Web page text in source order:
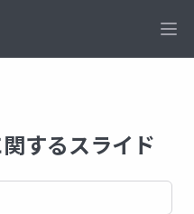
するスライド